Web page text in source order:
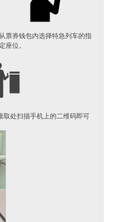
从票券钱包内选择特急列车的指
定座位。
取处扫描手机上的二维码即可